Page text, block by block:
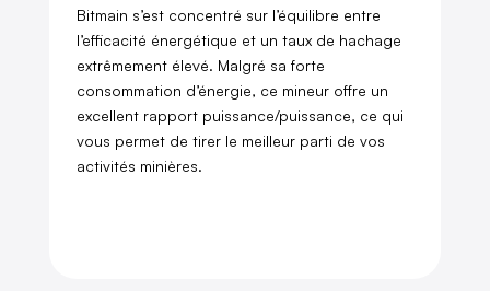
Bitmain s’est concentré sur l’équilibre entre
l’efficacité énergétique et un taux de hachage
extrêmement élevé. Malgré sa forte
consommation d’énergie, ce mineur offre un
excellent rapport puissance/puissance, ce qui
vous permet de tirer le meilleur parti de vos
activités minières.